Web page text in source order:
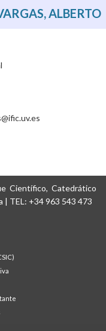
ALBERTO
Científico, Catedrático
| TEL: +34 963 543 473